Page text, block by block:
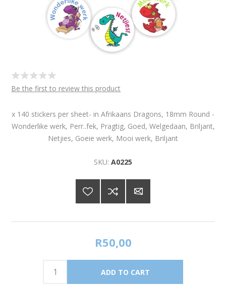
Be the first to review this product
x 140 stickers per sheet- in Afrikaans Dragons, 18mm Round -
Wonderlike werk, Perr..fek, Pragtig, Goed, Welgedaan, Briljant,
Netjies, Goeie werk, Mooi werk, Briljant
SKU: A0225
R50,00